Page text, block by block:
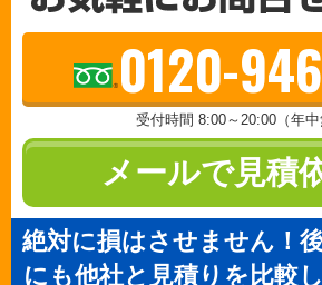
0120-
受付時間 8:00～20:00（年中
メールで見積
絶対に損はさせません！
にも他社と見積りを比較